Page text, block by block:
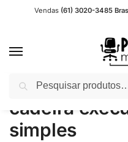
Vendas (61) 3020-3485
Início Produtos marcados com a
cadeira
simples